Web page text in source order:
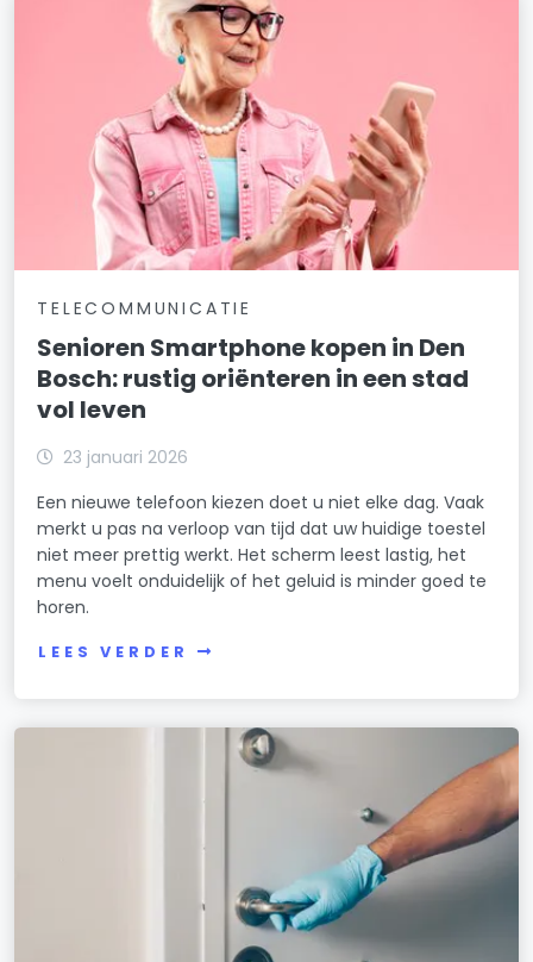
TELECOMMUNICATIE
Senioren Smartphone kopen in Den
Bosch: rustig oriënteren in een stad
vol leven
23 januari 2026
Een nieuwe telefoon kiezen doet u niet elke dag. Vaak
merkt u pas na verloop van tijd dat uw huidige toestel
niet meer prettig werkt. Het scherm leest lastig, het
menu voelt onduidelijk of het geluid is minder goed te
horen.
LEES VERDER